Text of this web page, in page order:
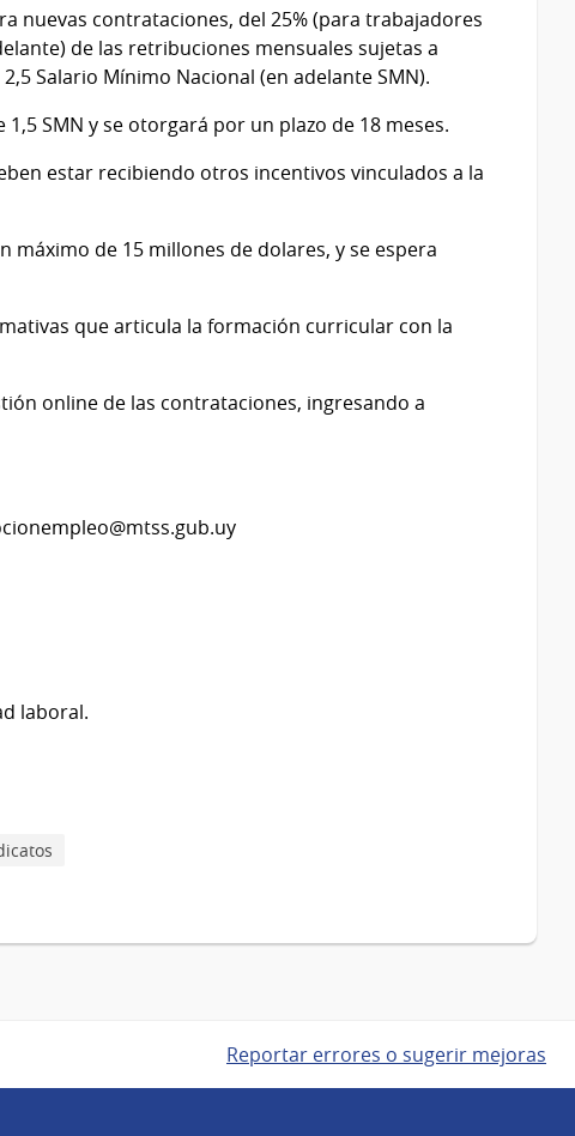
nuevas contrataciones, del 25% (para trabajadores
de las retribuciones mensuales sujetas a
Salario Mínimo Nacional (en adelante SMN).
SMN y se otorgará por un plazo de 18 meses.
estar recibiendo otros incentivos vinculados a la
de 15 millones de dolares, y se espera
que articula la formación curricular con la
online de las contrataciones, ingresando a
laboral.
Reportar errores o sugerir mejoras